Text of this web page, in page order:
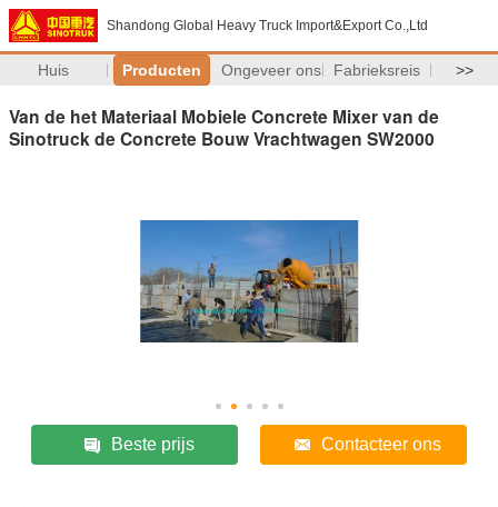
Shandong Global Heavy Truck Import&Export Co.,Ltd
Huis Producten Ongeveer ons Fabrieksreis >>
Van de het Materiaal Mobiele Concrete Mixer van de
Sinotruck de Concrete Bouw Vrachtwagen SW2000
Beste prijs Contacteer ons